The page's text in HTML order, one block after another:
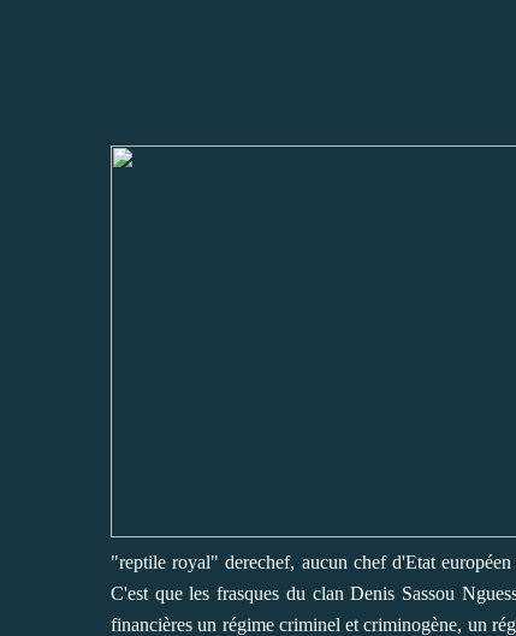
"reptile royal" derechef, aucun chef d'Etat
C'est que les frasques du clan Denis Sassou
financières un régime criminel et criminogène, un